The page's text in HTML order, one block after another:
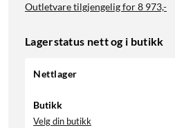
Outletvare tilgjengelig for8 973,-
Lagerstatus nett og i butikk
Nettlager
Butikk
Velg din butikk